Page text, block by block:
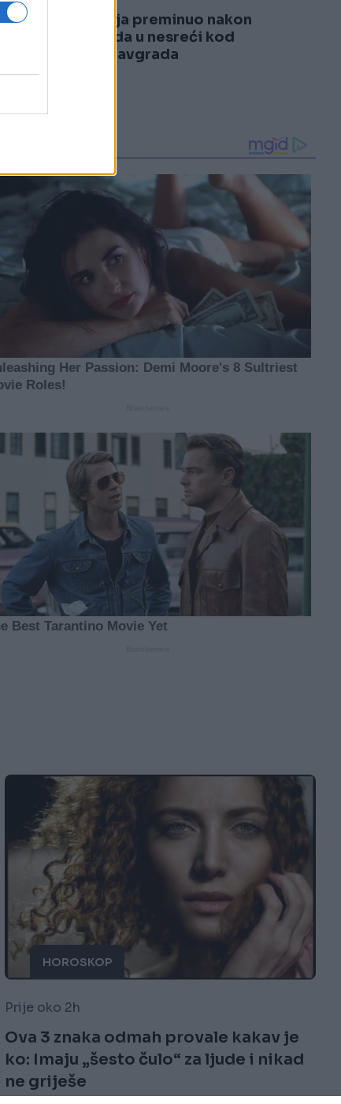
3
Sarajlija preminuo nakon
povreda u nesreći kod
Tomislavgrada
HOROSKOP
Prije oko 2h
Ova 3 znaka odmah provale kakav je
ko: Imaju „šesto čulo“ za ljude i nikad
ne griješe